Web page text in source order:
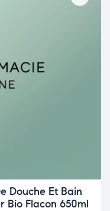
Douche Et Bain
Bio Flacon 650ml